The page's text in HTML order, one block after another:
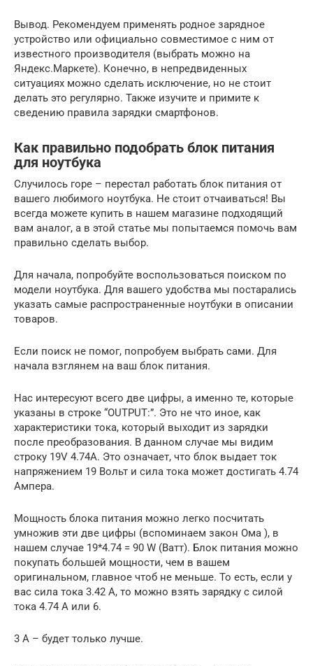
Вывод. Рекомендуем применять родное зарядное
устройство или официально совместимое с ним от
известного производителя (выбрать можно на
Яндекс.Маркете). Конечно, в непредвиденных
ситуациях можно сделать исключение, но не стоит
делать это регулярно. Также изучите и примите к
сведению правила зарядки смартфонов.
Как правильно подобрать блок питания
для ноутбука
Случилось горе – перестал работать блок питания от
вашего любимого ноутбука. Не стоит отчаиваться! Вы
всегда можете купить в нашем магазине подходящий
вам аналог, а в этой статье мы попытаемся помочь вам
правильно сделать выбор.
Для начала, попробуйте воспользоваться поиском по
модели ноутбука. Для вашего удобства мы постарались
указать самые распространенные ноутбуки в описании
товаров.
Если поиск не помог, попробуем выбрать сами. Для
начала взглянем на ваш блок питания.
Нас интересуют всего две цифры, а именно те, которые
указаны в строке “OUTPUT:”. Это не что иное, как
характеристики тока, который выходит из зарядки
после преобразования. В данном случае мы видим
строку 19V 4.74A. Это означает, что блок выдает ток
напряжением 19 Вольт и сила тока может достигать 4.74
Ампера.
Мощность блока питания можно легко посчитать
умножив эти две цифры (вспоминаем закон Ома ), в
нашем случае 19*4.74 = 90 W (Ватт). Блок питания можно
покупать большей мощности, чем в вашем
оригинальном, главное чтоб не меньше. То есть, если у
вас сила тока 3.42 А, то можно взять зарядку с силой
тока 4.74 А или 6.
3 А – будет только лучше.